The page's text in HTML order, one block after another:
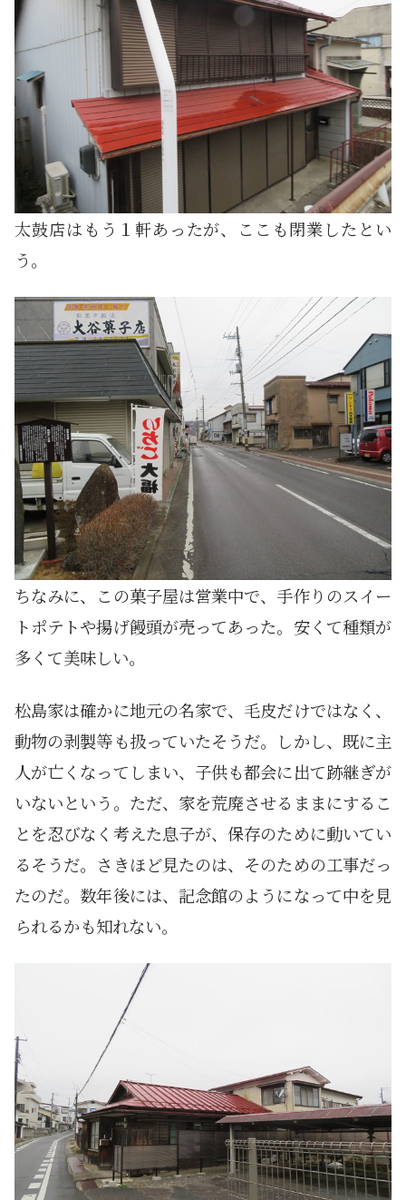
太鼓店はもう１軒あったが、ここも閉業したとい
う。
ちなみに、この菓子屋は営業中で、手作りのスイー
トポテトや揚げ饅頭が売ってあった。安くて種類が
多くて美味しい。
松島家は確かに地元の名家で、毛皮だけではなく、
動物の剥製等も扱っていたそうだ。しかし、既に主
人が亡くなってしまい、子供も都会に出て跡継ぎが
いないという。ただ、家を荒廃させるままにするこ
とを忍びなく考えた息子が、保存のために動いてい
るそうだ。さきほど見たのは、そのための工事だっ
たのだ。数年後には、記念館のようになって中を見
られるかも知れない。